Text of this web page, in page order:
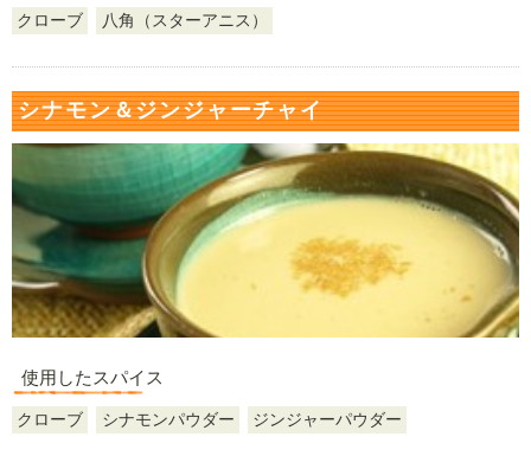
クローブ 八角（スターアニス）
シナモン＆ジンジャーチャイ
使用したスパイス
クローブ シナモンパウダー ジンジャーパウダー